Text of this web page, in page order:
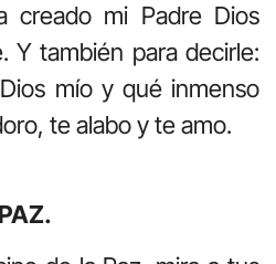
creado mi Padre Dios
Y también para decirle:
mío y qué inmenso
te alabo y te amo.